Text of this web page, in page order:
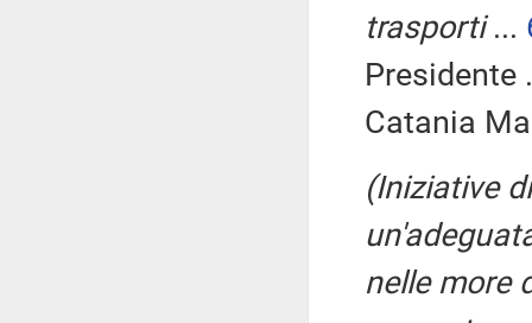
trasporti...
Presidente
Catania
(Iniziative
nelle more